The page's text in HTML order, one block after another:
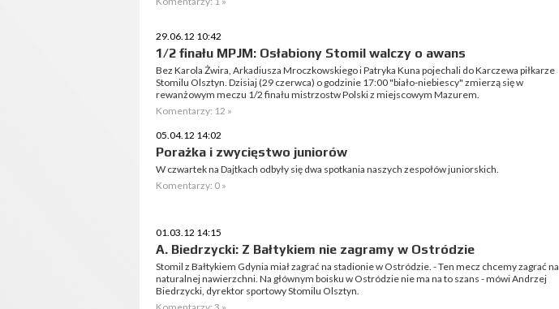
29.06.12 10:42
1/2 finału MPJM: Osłabiony Stomil walczy o awans
Bez Karola Żwira, Arkadiusza Mroczkowskiego i Patryka Kuna pojechali do Karczewa piłkarze
Stomilu Olsztyn. Dzisiaj (29 czerwca) o godzinie 17:00 "biało-niebiescy" zmierzą się w
rewanżowym meczu 1/2 finału mistrzostw Polski z miejscowym Mazurem.
Komentarzy: 12 »
05.04.12 14:02
Porażka i zwycięstwo juniorów
W czwartek na Dajtkach odbyły się dwa spotkania naszych zespołów juniorskich.
Komentarzy: 0 »
01.03.12 14:15
A. Biedrzycki: Z Bałtykiem nie zagramy w Ostródzie
Stomil z Bałtykiem Gdynia miał zagrać na stadionie w Ostródzie. - Ten mecz chcemy zagrać na
naturalnej nawierzchni. Na głównym boisku w Ostródzie nie ma na to szans - mówi Andrzej
Biedrzycki, dyrektor sportowy Stomilu Olsztyn.